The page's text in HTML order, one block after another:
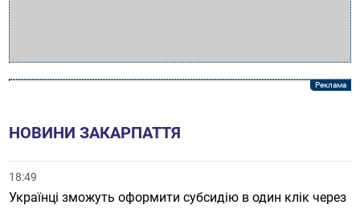
НОВИНИ ЗАКАРПАТТЯ
18:49
Українці зможуть оформити субсидію в один клік через